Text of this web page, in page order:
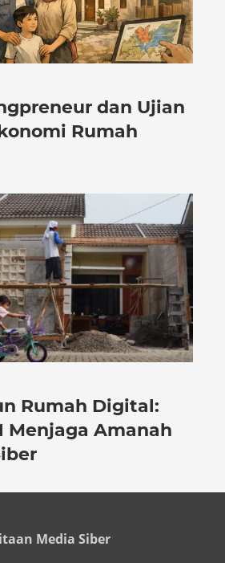
dan Ujian
Rumah
Rumah Digital:
Menjaga Amanah
Media Siber